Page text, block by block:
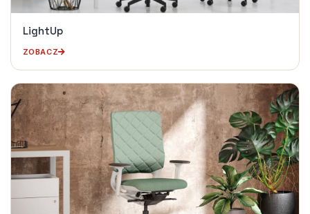
LightUp
ZOBACZ